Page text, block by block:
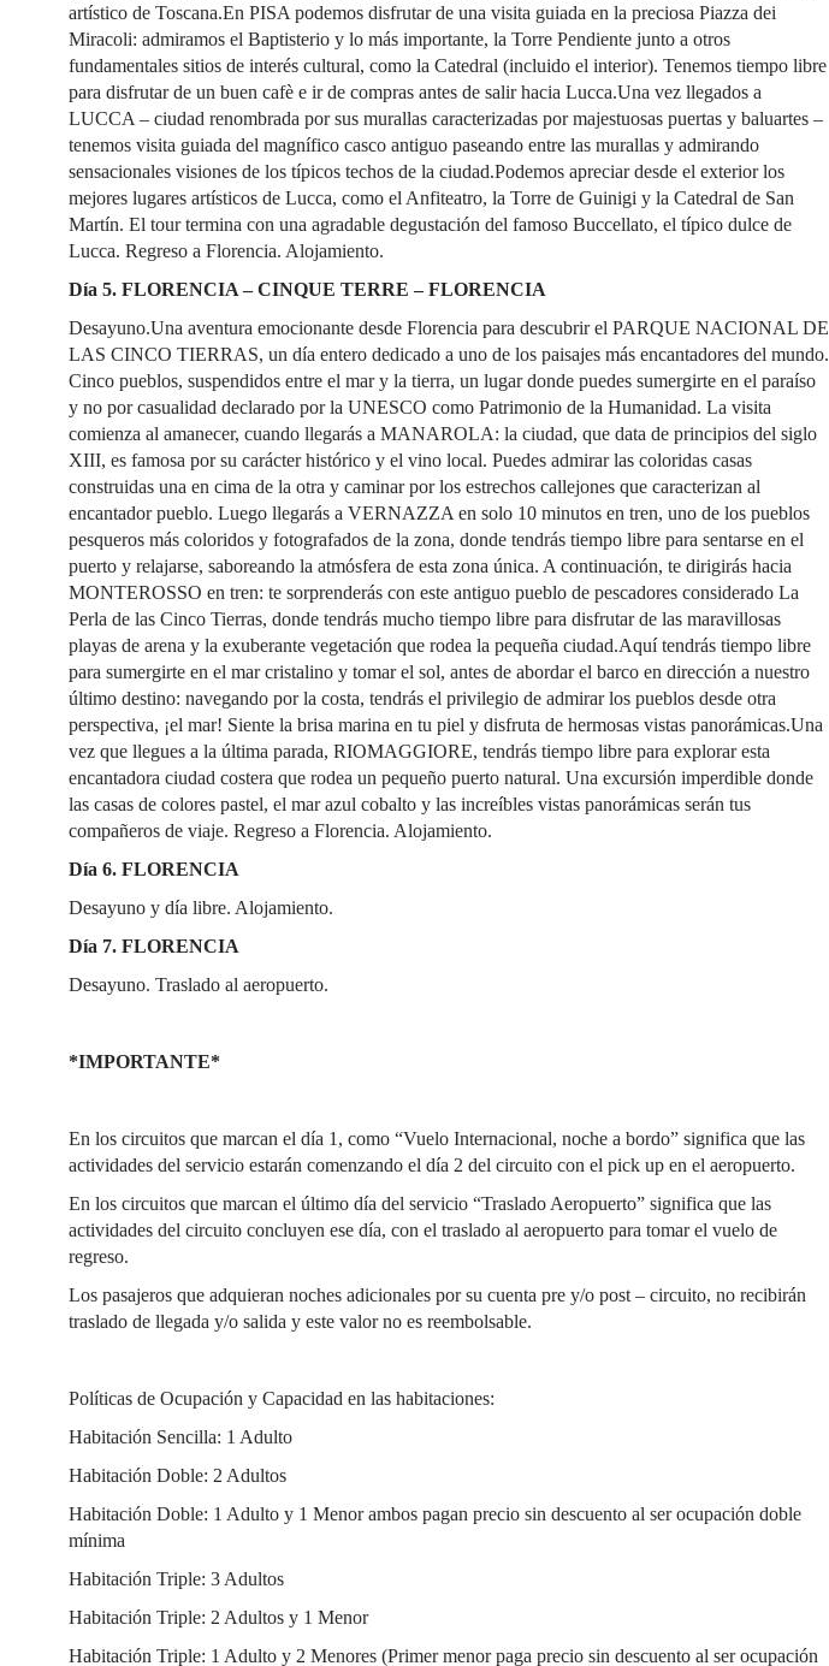
artístico de Toscana.En PISA podemos disfrutar de una visita guiada en la preciosa Piazza dei
Miracoli: admiramos el Baptisterio y lo más importante, la Torre Pendiente junto a otros
fundamentales sitios de interés cultural, como la Catedral (incluido el interior). Tenemos tiempo libre
para disfrutar de un buen cafè e ir de compras antes de salir hacia Lucca.Una vez llegados a
LUCCA – ciudad renombrada por sus murallas caracterizadas por majestuosas puertas y baluartes –
tenemos visita guiada del magnífico casco antiguo paseando entre las murallas y admirando
sensacionales visiones de los típicos techos de la ciudad.Podemos apreciar desde el exterior los
mejores lugares artísticos de Lucca, como el Anfiteatro, la Torre de Guinigi y la Catedral de San
Martín. El tour termina con una agradable degustación del famoso Buccellato, el típico dulce de
Lucca. Regreso a Florencia. Alojamiento.
Día 5. FLORENCIA – CINQUE TERRE – FLORENCIA
Desayuno.Una aventura emocionante desde Florencia para descubrir el PARQUE NACIONAL DE
LAS CINCO TIERRAS, un día entero dedicado a uno de los paisajes más encantadores del mundo.
Cinco pueblos, suspendidos entre el mar y la tierra, un lugar donde puedes sumergirte en el paraíso
y no por casualidad declarado por la UNESCO como Patrimonio de la Humanidad. La visita
comienza al amanecer, cuando llegarás a MANAROLA: la ciudad, que data de principios del siglo
XIII, es famosa por su carácter histórico y el vino local. Puedes admirar las coloridas casas
construidas una en cima de la otra y caminar por los estrechos callejones que caracterizan al
encantador pueblo. Luego llegarás a VERNAZZA en solo 10 minutos en tren, uno de los pueblos
pesqueros más coloridos y fotografados de la zona, donde tendrás tiempo libre para sentarse en el
puerto y relajarse, saboreando la atmósfera de esta zona única. A continuación, te dirigirás hacia
MONTEROSSO en tren: te sorprenderás con este antiguo pueblo de pescadores considerado La
Perla de las Cinco Tierras, donde tendrás mucho tiempo libre para disfrutar de las maravillosas
playas de arena y la exuberante vegetación que rodea la pequeña ciudad.Aquí tendrás tiempo libre
para sumergirte en el mar cristalino y tomar el sol, antes de abordar el barco en dirección a nuestro
último destino: navegando por la costa, tendrás el privilegio de admirar los pueblos desde otra
perspectiva, ¡el mar! Siente la brisa marina en tu piel y disfruta de hermosas vistas panorámicas.Una
vez que llegues a la última parada, RIOMAGGIORE, tendrás tiempo libre para explorar esta
encantadora ciudad costera que rodea un pequeño puerto natural. Una excursión imperdible donde
las casas de colores pastel, el mar azul cobalto y las increíbles vistas panorámicas serán tus
compañeros de viaje. Regreso a Florencia. Alojamiento.
Día 6. FLORENCIA
Desayuno y día libre. Alojamiento.
Día 7. FLORENCIA
Desayuno. Traslado al aeropuerto.
*IMPORTANTE*
En los circuitos que marcan el día 1, como “Vuelo Internacional, noche a bordo” significa que las
actividades del servicio estarán comenzando el día 2 del circuito con el pick up en el aeropuerto.
En los circuitos que marcan el último día del servicio “Traslado Aeropuerto” significa que las
actividades del circuito concluyen ese día, con el traslado al aeropuerto para tomar el vuelo de
regreso.
Los pasajeros que adquieran noches adicionales por su cuenta pre y/o post – circuito, no recibirán
traslado de llegada y/o salida y este valor no es reembolsable.
Políticas de Ocupación y Capacidad en las habitaciones:
Habitación Sencilla: 1 Adulto
Habitación Doble: 2 Adultos
Habitación Doble: 1 Adulto y 1 Menor ambos pagan precio sin descuento al ser ocupación doble
mínima
Habitación Triple: 3 Adultos
Habitación Triple: 2 Adultos y 1 Menor
Habitación Triple: 1 Adulto y 2 Menores (Primer menor paga precio sin descuento al ser ocupación